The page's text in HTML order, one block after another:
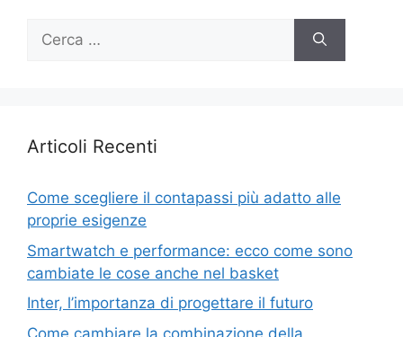
Ricerca
Articoli Recenti
Come scegliere il contapassi più adatto alle
proprie esigenze
Smartwatch e performance: ecco come sono
cambiate le cose anche nel basket
Inter, l’importanza di progettare il futuro
Come cambiare la combinazione della